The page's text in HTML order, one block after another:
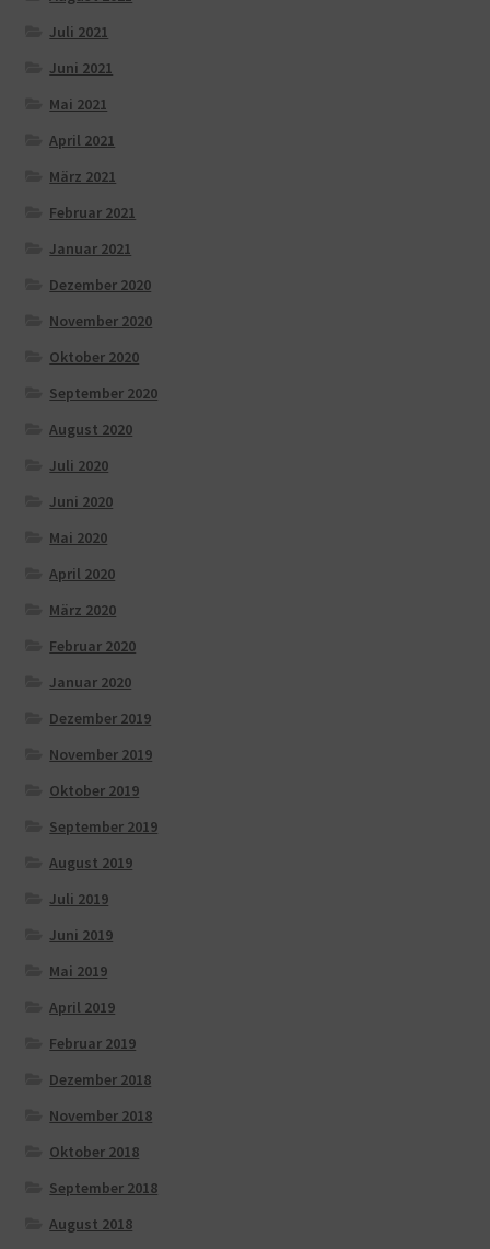
Juli 2021
Juni 2021
Mai 2021
April 2021
März 2021
Februar 2021
Januar 2021
Dezember 2020
November 2020
Oktober 2020
September 2020
August 2020
Juli 2020
Juni 2020
Mai 2020
April 2020
März 2020
Februar 2020
Januar 2020
Dezember 2019
November 2019
Oktober 2019
September 2019
August 2019
Juli 2019
Juni 2019
Mai 2019
April 2019
Februar 2019
Dezember 2018
November 2018
Oktober 2018
September 2018
August 2018